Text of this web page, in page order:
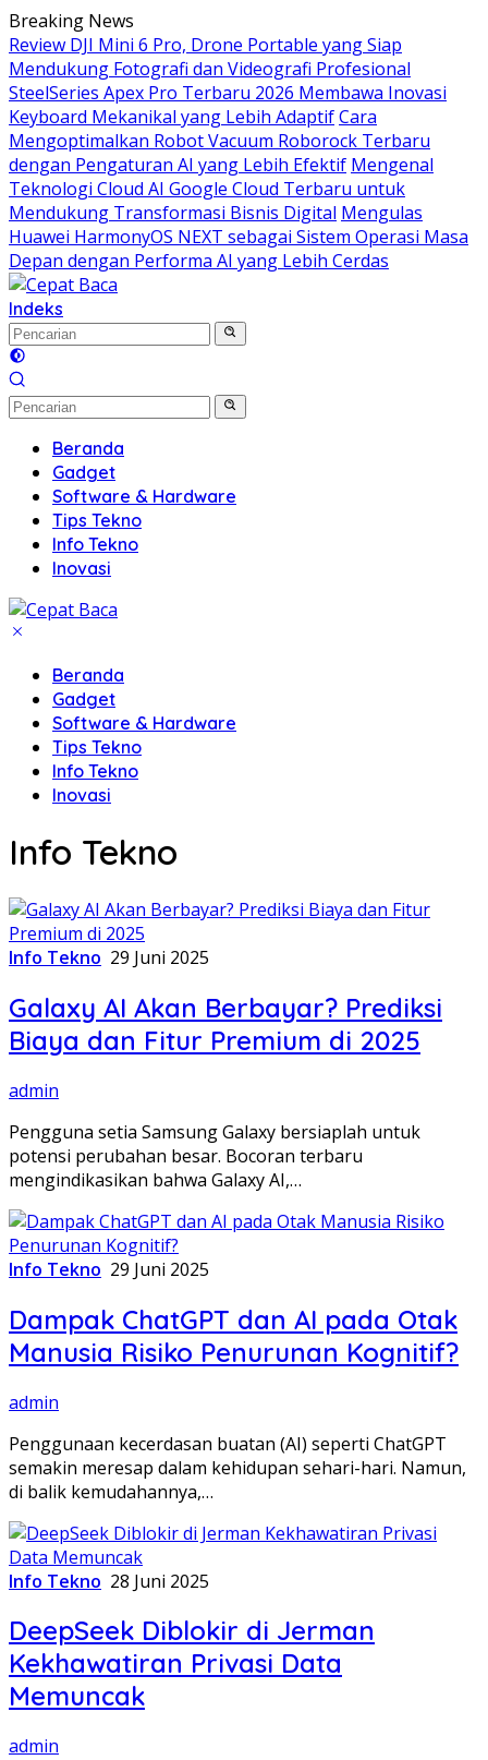
Langsung
ke
konten
Breaking News
Review DJI Mini 6 Pro, Drone Portable yang Siap
Mendukung Fotografi dan Videografi Profesional
SteelSeries Apex Pro Terbaru 2026 Membawa Inovasi
Keyboard Mekanikal yang Lebih AdaptifCara
Mengoptimalkan Robot Vacuum Roborock Terbaru
dengan Pengaturan AI yang Lebih Efektif Mengenal
Teknologi Cloud AI Google Cloud Terbaru untuk
Mendukung Transformasi Bisnis Digital Mengulas
Huawei HarmonyOS NEXT sebagai Sistem Operasi Masa
Depan dengan Performa AI yang Lebih Cerdas
Indeks
Beranda
Gadget
Software & Hardware
Tips Tekno
Info Tekno
Inovasi
Beranda
Gadget
Software & Hardware
Tips Tekno
Info Tekno
Inovasi
Info Tekno
Info Tekno 29 Juni 2025
Galaxy AI Akan Berbayar? Prediksi
Biaya dan Fitur Premium di 2025
admin
Pengguna setia Samsung Galaxy bersiaplah untuk
potensi perubahan besar. Bocoran terbaru
mengindikasikan bahwa Galaxy AI,…
Info Tekno 29 Juni 2025
Dampak ChatGPT dan AI pada Otak
Manusia Risiko Penurunan Kognitif?
admin
Penggunaan kecerdasan buatan (AI) seperti ChatGPT
semakin meresap dalam kehidupan sehari-hari. Namun,
di balik kemudahannya,…
Info Tekno 28 Juni 2025
DeepSeek Diblokir di Jerman
Kekhawatiran Privasi Data
Memuncak
admin